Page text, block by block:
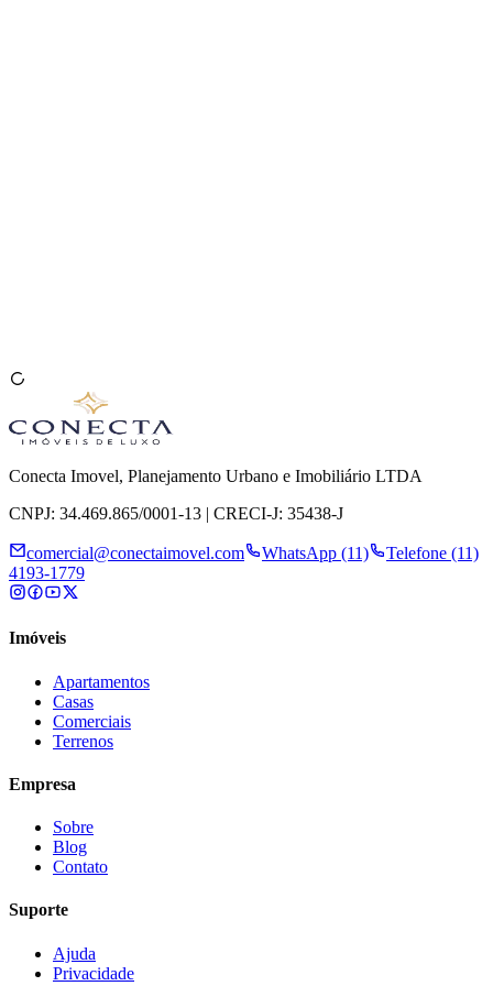
Conecta Imovel, Planejamento Urbano e Imobiliário LTDA
CNPJ: 34.469.865/0001-13 | CRECI-J: 35438-J
comercial@conectaimovel.com WhatsApp (11)
Telefone (11)
4193-1779
Imóveis
Apartamentos
Casas
Comerciais
Terrenos
Empresa
Sobre
Blog
Contato
Suporte
Ajuda
Privacidade